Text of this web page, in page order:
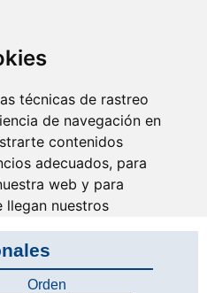
técnicas de rastreo
de navegación en
contenidos
adecuados, para
web y para
llegan nuestros
Orden